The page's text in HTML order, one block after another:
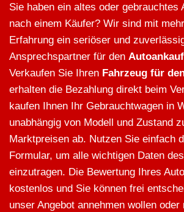
Sie haben ein altes oder gebrauchtes
nach einem Käufer? Wir sind mit
Erfahrung ein seriöser und
Ansprechspartner für den
Verkaufen Sie Ihren Fahrzeug für
erhalten die Bezahlung direkt beim
kaufen Ihnen Ihr Gebrauchtwagen in
unabhängig von Modell und Zustand
Marktpreisen ab. Nutzen Sie einfach
Formular, um alle wichtigen Daten
einzutragen. Die Bewertung Ihres
kostenlos und Sie können frei
unser Angebot annehmen wollen oder